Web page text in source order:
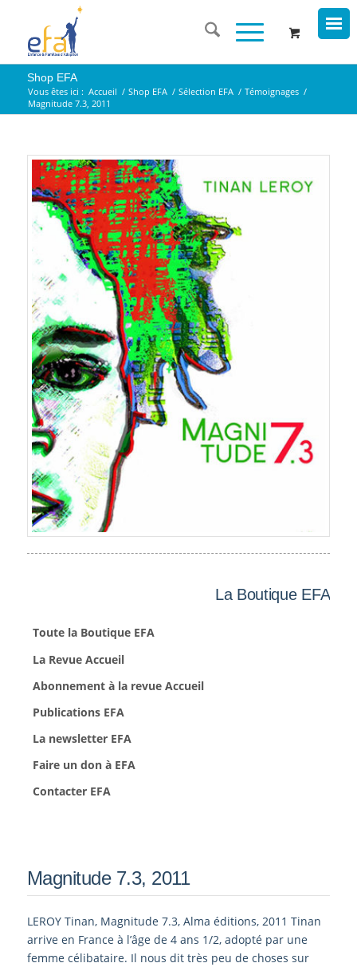
Shop EFA
Vous êtes ici : Accueil / Shop EFA / Sélection EFA / Témoignages /
Magnitude 7.3, 2011
La Boutique EFA
Toute la Boutique EFA
La Revue Accueil
Abonnement à la revue Accueil
Publications EFA
La newsletter EFA
Faire un don à EFA
Contacter EFA
Magnitude 7.3, 2011
LEROY Tinan, Magnitude 7.3, Alma éditions, 2011 Tinan
arrive en France à l’âge de 4 ans 1/2, adopté par une
femme célibataire. Il nous dit très peu de choses sur